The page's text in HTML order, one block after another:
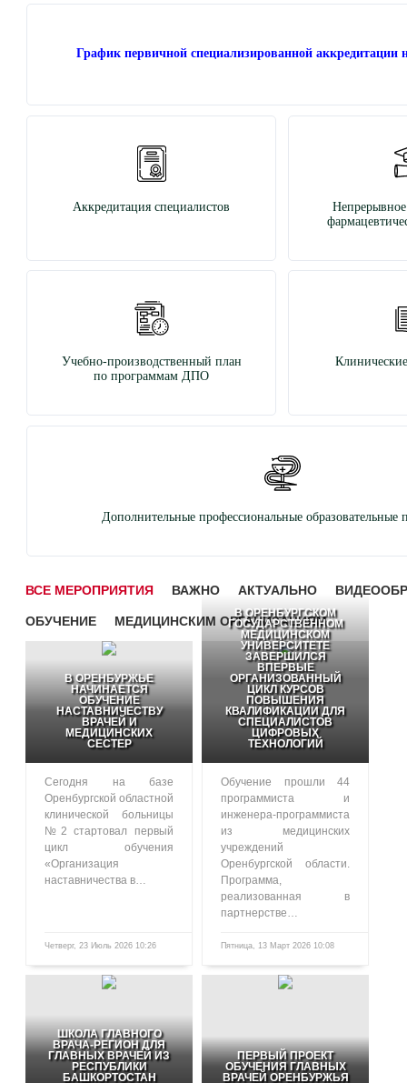
График первичной специализированной аккредитации
Аккредитация специалистов
Учебно-производственный план
по программам ДПО
Дополнительные профессиональные образовательные
ВСЕ МЕРОПРИЯТИЯ ВАЖНО АКТУАЛЬНО
ОБУЧЕНИЕ МЕДИЦИНСКИМ ОРГАНИЗАЦИЯМ
В ОРЕНБУРЖЬЕ
НАЧИНАЕТСЯ
ОБУЧЕНИЕ
НАСТАВНИЧЕСТВУ
ВРАЧЕЙ И
МЕДИЦИНСКИХ
СЕСТЕР
Сегодня на базе
Оренбургской областной
клинической больницы
№2 стартовал первый
цикл обучения
«Организация
наставничества в…
Четверг, 23 Июль 2026 10:26
В ОРЕНБУРГСКОМ
ГОСУДАРСТВЕННОМ
МЕДИЦИНСКОМ
УНИВЕРСИТЕТЕ
ЗАВЕРШИЛСЯ
ВПЕРВЫЕ
ОРГАНИЗОВАННЫЙ
ЦИКЛ КУРСОВ
ПОВЫШЕНИЯ
КВАЛИФИКАЦИИ ДЛЯ
СПЕЦИАЛИСТОВ
ЦИФРОВЫХ
ТЕХНОЛОГИЙ
Обучение прошли 44
программиста и
инженера-программиста
из медицинских
учреждений
Оренбургской области.
Программа,
реализованная в
партнерстве…
Пятница, 13 Март 2026 10:08
ШКОЛА ГЛАВНОГО
ВРАЧА-РЕГИОН ДЛЯ
ГЛАВНЫХ ВРАЧЕЙ ИЗ
РЕСПУБЛИКИ
БАШКОРТОСТАН
ПЕРВЫЙ ПРОЕКТ
ОБУЧЕНИЯ ГЛАВНЫХ
ВРАЧЕЙ ОРЕНБУРЖЬЯ